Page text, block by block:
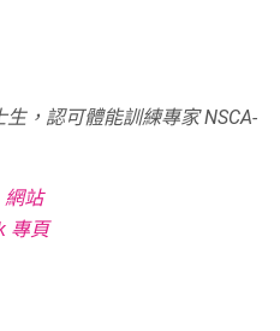
，認可體能訓練專家 NSCA-
網站
專頁